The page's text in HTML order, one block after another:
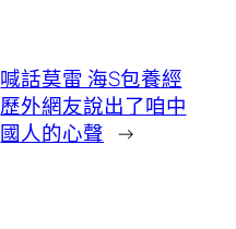
喊話莫雷 海S包養經
歷外網友說出了咱中
國人的心聲 →